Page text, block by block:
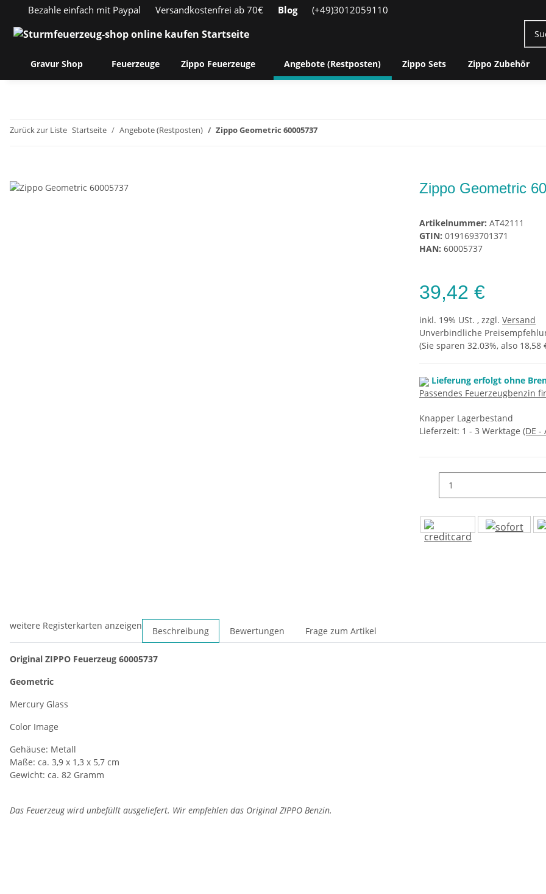
Bezahle einfach mit Paypal Versandkostenfrei ab 70€ Blog (+49)3012059110
Gravur Shop Feuerzeuge Zippo Feuerzeuge Angebote (Restposten) Zippo Sets Zippo Zubehör
Zurück zur Liste Startseite Angebote (Restposten) Zippo Geometric 60005737
Zippo Geometric
Artikelnummer: AT42111
GTIN: 0191693701371
HAN: 60005737
39,42 €
inkl. 19% USt. , zzgl. Versand
Unverbindliche
(Sie sparen 32.03%, also 18,58
Lieferung erfolgt ohne
Passendes Feuerzeugbenzin
Knapper Lagerbestand
Lieferzeit: 1 - 3 Werktage (DE
weitere Registerkarten anzeigen Beschreibung Bewertungen Frage zum Artikel
Original ZIPPO Feuerzeug 60005737
Geometric
Mercury Glass
Color Image
Gehäuse: Metall
Maße: ca. 3,9 x 1,3 x 5,7 cm
Gewicht: ca. 82 Gramm
Das Feuerzeug wird unbefüllt ausgeliefert. Wir empfehlen das Original ZIPPO Benzin.